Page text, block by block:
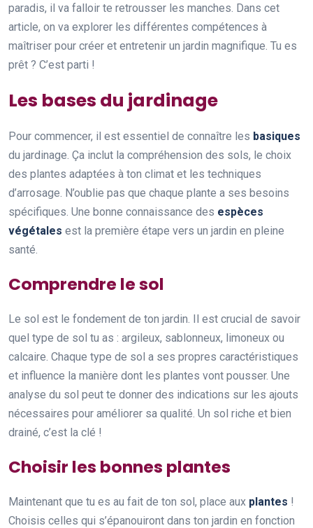
paradis, il va falloir te retrousser les manches. Dans cet
article, on va explorer les différentes compétences à
maîtriser pour créer et entretenir un jardin magnifique. Tu es
prêt ? C’est parti !
Les bases du jardinage
Pour commencer, il est essentiel de connaître les basiques
du jardinage. Ça inclut la compréhension des sols, le choix
des plantes adaptées à ton climat et les techniques
d’arrosage. N’oublie pas que chaque plante a ses besoins
spécifiques. Une bonne connaissance des espèces
végétales est la première étape vers un jardin en pleine
santé.
Comprendre le sol
Le sol est le fondement de ton jardin. Il est crucial de savoir
quel type de sol tu as : argileux, sablonneux, limoneux ou
calcaire. Chaque type de sol a ses propres caractéristiques
et influence la manière dont les plantes vont pousser. Une
analyse du sol peut te donner des indications sur les ajouts
nécessaires pour améliorer sa qualité. Un sol riche et bien
drainé, c’est la clé !
Choisir les bonnes plantes
Maintenant que tu es au fait de ton sol, place aux plantes !
Choisis celles qui s’épanouiront dans ton jardin en fonction